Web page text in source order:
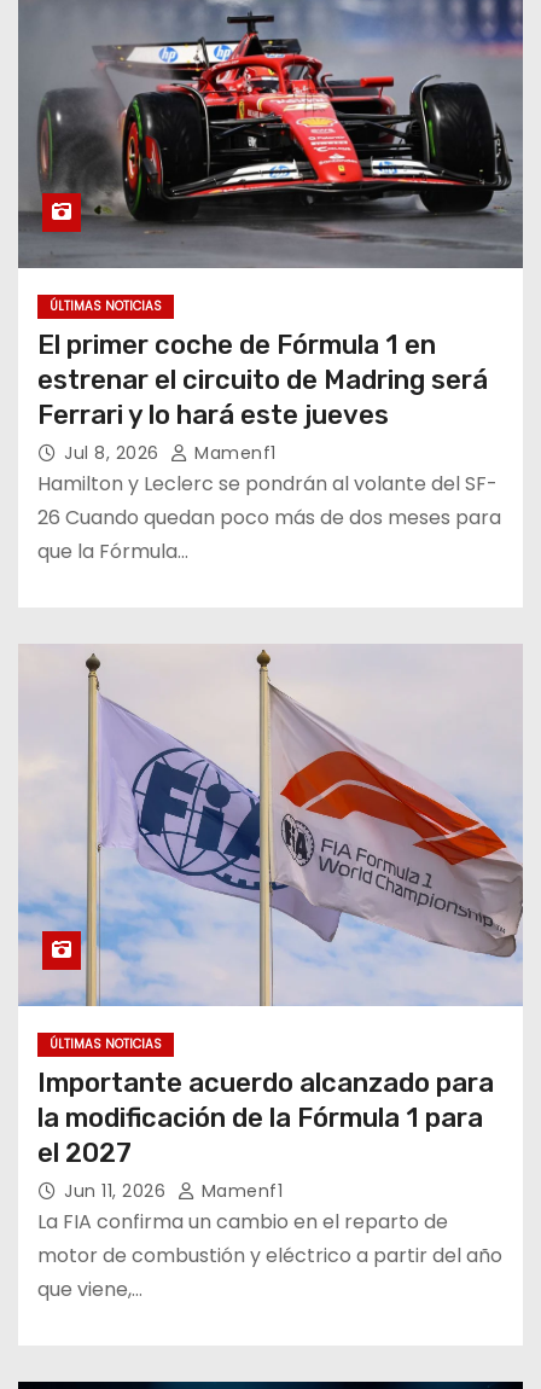
ÚLTIMAS NOTICIAS
El primer coche de Fórmula 1 en
estrenar el circuito de Madring será
Ferrari y lo hará este jueves
Jul 8, 2026 Mamenf1
Hamilton y Leclerc se pondrán al volante del SF-
26 Cuando quedan poco más de dos meses para
que la Fórmula…
ÚLTIMAS NOTICIAS
Importante acuerdo alcanzado para
la modificación de la Fórmula 1 para
el 2027
Jun 11, 2026 Mamenf1
La FIA confirma un cambio en el reparto de
motor de combustión y eléctrico a partir del año
que viene,…